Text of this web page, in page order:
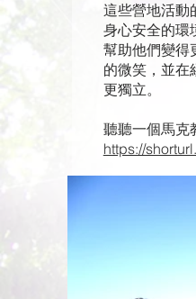
這些營地活動
身心安全的環
幫助他們變得
的微笑，並在
更獨立。
聽聽一個馬克
https://